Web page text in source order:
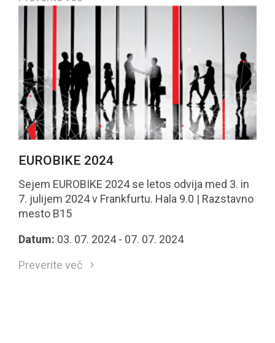
EUROBIKE 2024
Sejem EUROBIKE 2024 se letos odvija med 3. in
7. julijem 2024 v Frankfurtu. Hala 9.0 | Razstavno
mesto B15
Datum:
03. 07. 2024 - 07. 07. 2024
Preverite več